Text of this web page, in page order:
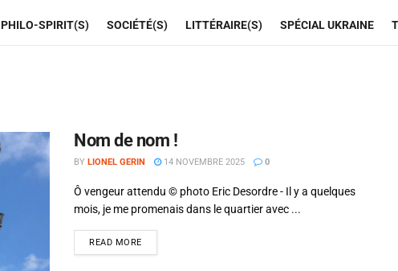
PHILO-SPIRIT(S) SOCIÉTÉ(S) LITTÉRAIRE(S) SPÉCIAL UKRAINE
Nom de nom !
BY LIONEL GERIN 14 NOVEMBRE 2025 0
Ô vengeur attendu © photo Eric Desordre - Il y a quelques
mois, je me promenais dans le quartier avec ...
READ MORE